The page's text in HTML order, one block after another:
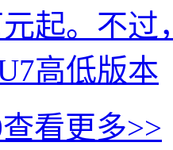
起。不
高低版本
查看更多>>